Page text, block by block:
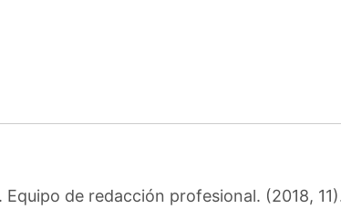
de redacción profesional. (2018,